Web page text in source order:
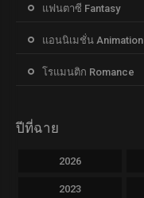
แฟนตาซี Fantasy
แอนนิเมชั่น Animation
โรแมนติก Romance
ปีที่ฉาย
2026
2023